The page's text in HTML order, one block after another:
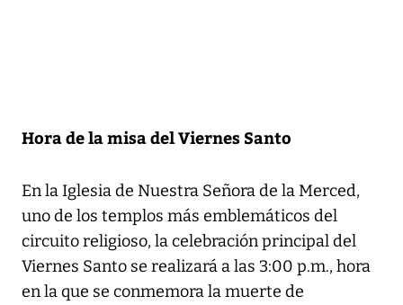
Hora de la misa del Viernes Santo
En la Iglesia de Nuestra Señora de la Merced,
uno de los templos más emblemáticos del
circuito religioso, la celebración principal del
Viernes Santo se realizará a las 3:00 p.m., hora
en la que se conmemora la muerte de